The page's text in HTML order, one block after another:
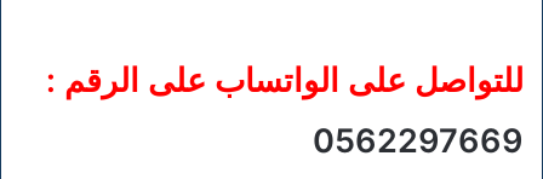
للتواصل على الواتساب على الرقم :
0562297669